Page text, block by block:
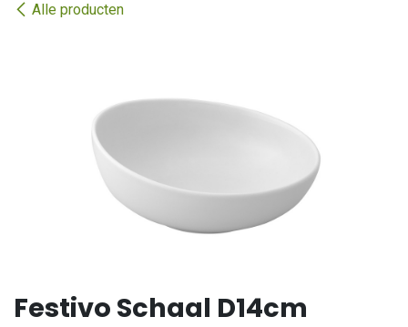
Alle producten
Festivo Schaal D14cm